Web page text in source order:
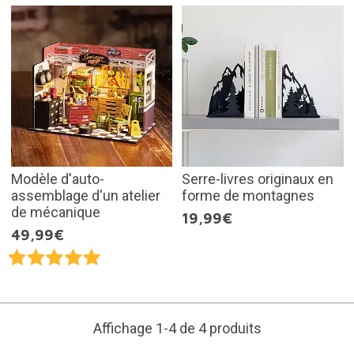
Modèle d'auto-
assemblage d'un atelier
de mécanique
49,99€
Serre-livres originaux en
forme de montagnes
19,99€
Affichage 1-4 de 4 produits